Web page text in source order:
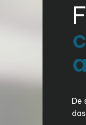
De
das